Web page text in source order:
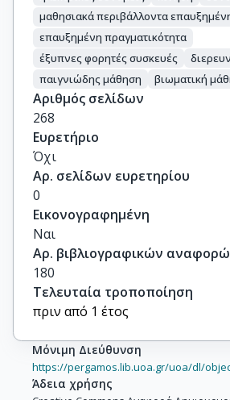
μαθησιακά περιβάλλοντα
επαυξημένη πραγματικότητα
έξυπνες φορητές συσκευές
παιγνιώδης μάθηση
βιωματική
Αριθμός σελίδων
268
Ευρετήριο
Όχι
Αρ. σελίδων ευρετηρίου
0
Εικονογραφημένη
Ναι
Αρ. βιβλιογραφικών
180
Τελευταία τροποποίηση
πριν από 1 έτος
Μόνιμη Διεύθυνση
https://pergamos.lib.uoa.gr/uoa/dl/
Άδεια χρήσης